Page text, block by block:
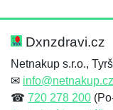
Dxnzdravi.cz
Netnakup s.r.o.,
✉ info@netnakup.cz
☎ 720 278 200